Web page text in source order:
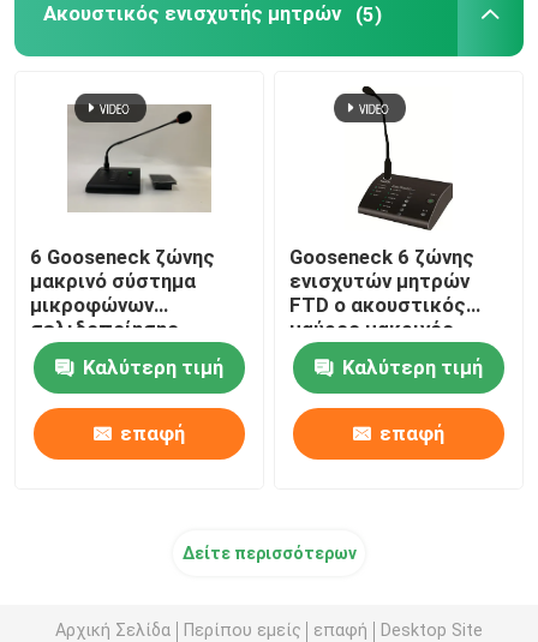
Ακουστικός ενισχυτής μητρών (5)
6 Gooseneck ζώνης
μακρινό σύστημα
μικροφώνων
σελιδοποίησης
κλήσης για τον
ακουστικό ενισχυτή
μητρών
Καλύτερη τιμή
επαφή
Gooseneck 6 ζώνης
ενισχυτών μητρών
FTD ο ακουστικός
μαύρος μακρινός
Μαύρος μικροφώνων
κλήσης
σελιδοποιώντας
Καλύτερη τιμή
επαφή
Δείτε περισσότερων
Αρχική Σελίδα Περίπου εμείς επαφή Desktop Site